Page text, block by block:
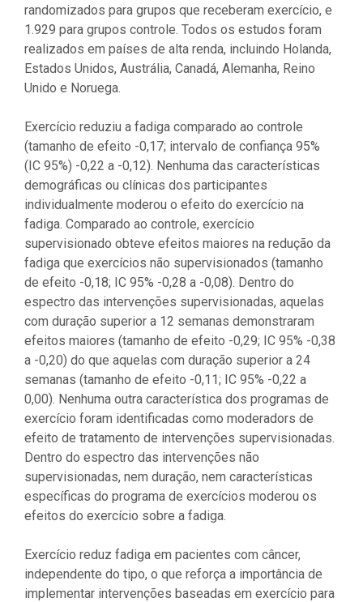
randomizados para grupos que receberam exercício, e
1.929 para grupos controle. Todos os estudos foram
realizados em países de alta renda, incluindo Holanda,
Estados Unidos, Austrália, Canadá, Alemanha, Reino
Unido e Noruega.
Exercício reduziu a fadiga comparado ao controle
(tamanho de efeito -0,17; intervalo de confiança 95%
(IC 95%) -0,22 a -0,12). Nenhuma das características
demográficas ou clínicas dos participantes
individualmente moderou o efeito do exercício na
fadiga. Comparado ao controle, exercício
supervisionado obteve efeitos maiores na redução da
fadiga que exercícios não supervisionados (tamanho
de efeito -0,18; IC 95% -0,28 a -0,08). Dentro do
espectro das intervenções supervisionadas, aquelas
com duração superior a 12 semanas demonstraram
efeitos maiores (tamanho de efeito -0,29; IC 95% -0,38
a -0,20) do que aquelas com duração superior a 24
semanas (tamanho de efeito -0,11; IC 95% -0,22 a
0,00). Nenhuma outra característica dos programas de
exercício foram identificadas como moderadors de
efeito de tratamento de intervenções supervisionadas.
Dentro do espectro das intervenções não
supervisionadas, nem duração, nem características
específicas do programa de exercícios moderou os
efeitos do exercício sobre a fadiga.
Exercício reduz fadiga em pacientes com câncer,
independente do tipo, o que reforça a importância de
implementar intervenções baseadas em exercício para